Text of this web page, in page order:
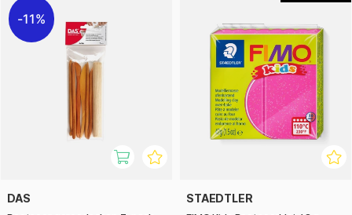
11%
DAS STAEDTLER